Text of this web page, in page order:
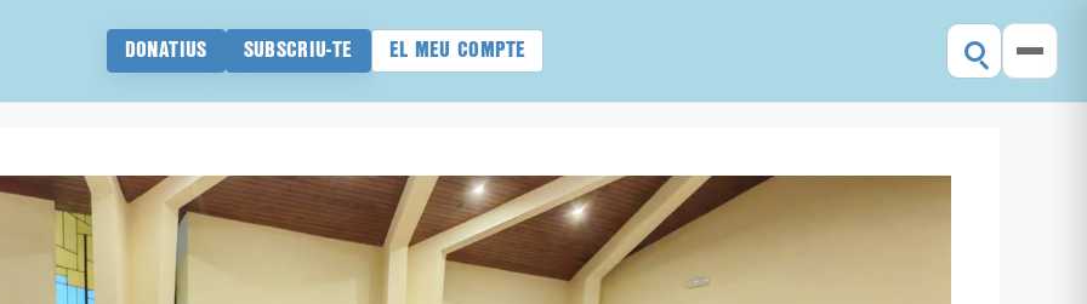
DONATIUS SUBSCRIU-TE EL MEU COMPTE